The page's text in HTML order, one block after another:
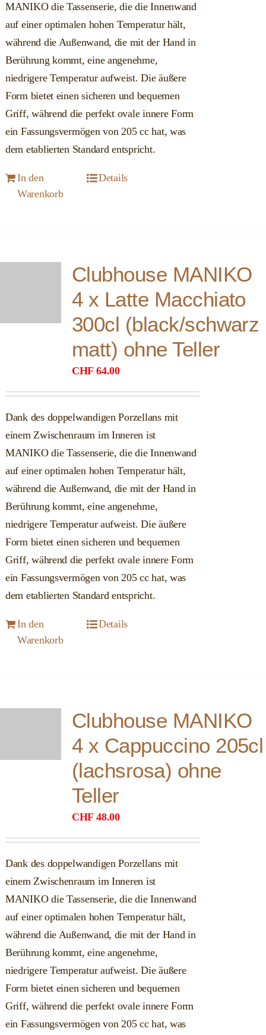
MANIKO die Tassenserie, die die Innenwand
auf einer optimalen hohen Temperatur hält,
während die Außenwand, die mit der Hand in
Berührung kommt, eine angenehme,
niedrigere Temperatur aufweist. Die äußere
Form bietet einen sicheren und bequemen
Griff, während die perfekt ovale innere Form
ein Fassungsvermögen von 205 cc hat, was
dem etablierten Standard entspricht.
In den
Warenkorb
Details
Clubhouse MANIKO
4 x Latte Macchiato
300cl (black/schwarz
matt) ohne Teller
CHF 64.00
Dank des doppelwandigen Porzellans mit
einem Zwischenraum im Inneren ist
MANIKO die Tassenserie, die die Innenwand
auf einer optimalen hohen Temperatur hält,
während die Außenwand, die mit der Hand in
Berührung kommt, eine angenehme,
niedrigere Temperatur aufweist. Die äußere
Form bietet einen sicheren und bequemen
Griff, während die perfekt ovale innere Form
ein Fassungsvermögen von 205 cc hat, was
dem etablierten Standard entspricht.
In den
Warenkorb
Details
Clubhouse MANIKO
4 x Cappuccino 205cl
(lachsrosa) ohne
Teller
CHF 48.00
Dank des doppelwandigen Porzellans mit
einem Zwischenraum im Inneren ist
MANIKO die Tassenserie, die die Innenwand
auf einer optimalen hohen Temperatur hält,
während die Außenwand, die mit der Hand in
Berührung kommt, eine angenehme,
niedrigere Temperatur aufweist. Die äußere
Form bietet einen sicheren und bequemen
Griff, während die perfekt ovale innere Form
ein Fassungsvermögen von 205 cc hat, was